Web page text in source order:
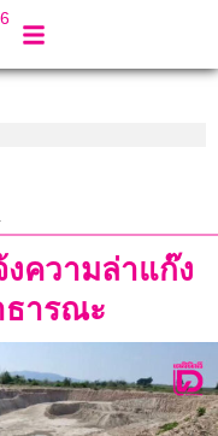
ความล่าแก๊ง
ารณะ